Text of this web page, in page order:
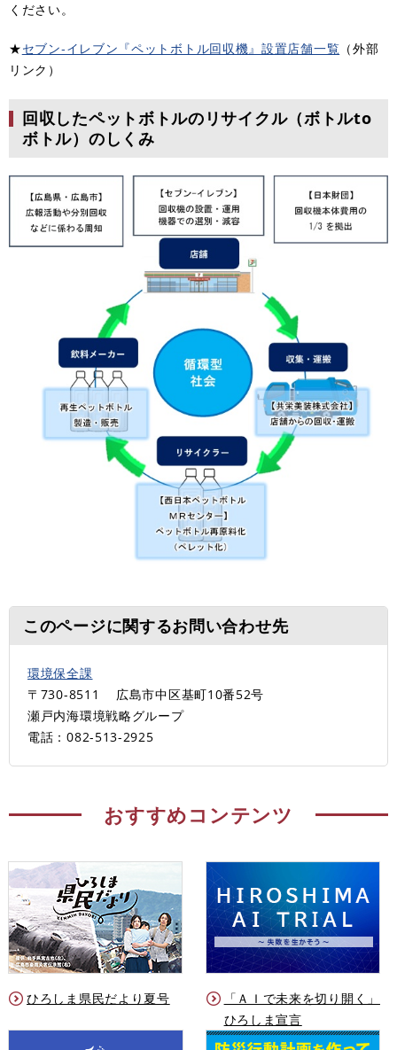
ください。
★セブン‐イレブン『ペットボトル回収機』設置店舗一覧 （外部
リンク）
回収したペットボトルのリサイクル（ボトルto
ボトル）のしくみ
このページに関するお問い合わせ先
環境保全課
〒730-8511
広島市中区基町10番52号
瀬戸内海環境戦略グループ
電話：082-513-2925
おすすめコンテンツ
ひろしま県民だより夏号
「ＡＩで未来を切り開く」
ひろしま宣言